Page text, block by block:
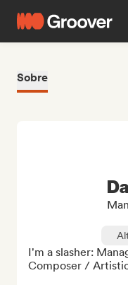
Sobre
I'm a slasher:
Composer /